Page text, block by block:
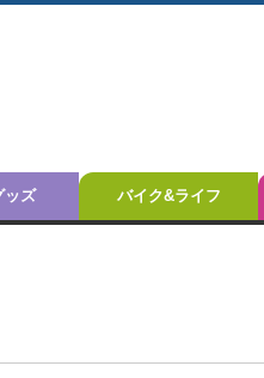
ッズ バイク&ライフ